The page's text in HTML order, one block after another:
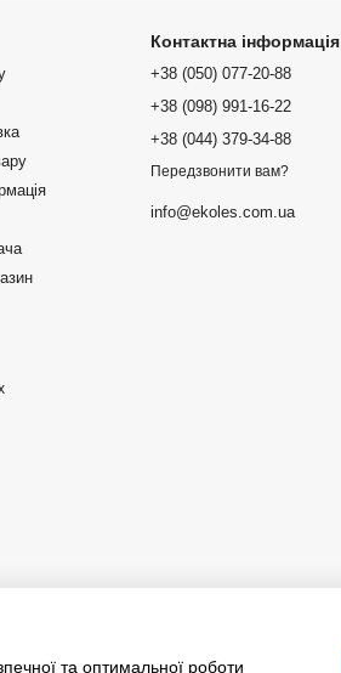
Контактна інформація
+38 (050) 077-20-88
+38 (098) 991-16-22
+38 (044) 379-34-88
Передзвонити вам?
info@ekoles.com.ua
та оптимальної роботи